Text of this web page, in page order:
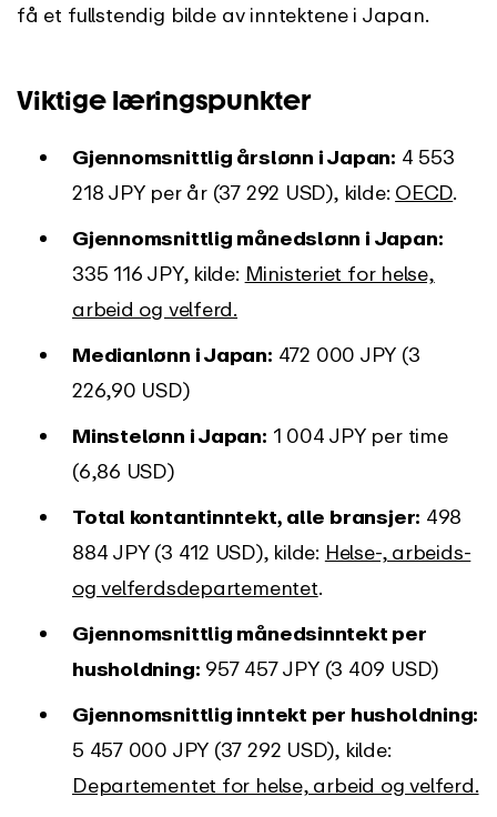
få et fullstendig bilde av inntektene i Japan.
Viktige læringspunkter
Gjennomsnittlig årslønn i Japan: 4 553
218 JPY per år (37 292 USD), kilde: OECD.
Gjennomsnittlig månedslønn i Japan:
335 116 JPY, kilde: Ministeriet for helse,
arbeid og velferd.
Medianlønn i Japan: 472 000 JPY (3
226,90 USD)
Minstelønn i Japan: 1 004 JPY per time
(6,86 USD)
Total kontantinntekt, alle bransjer: 498
884 JPY (3 412 USD), kilde: Helse-, arbeids-
og velferdsdepartementet.
Gjennomsnittlig månedsinntekt per
husholdning: 957 457 JPY (3 409 USD)
Gjennomsnittlig inntekt per husholdning:
5 457 000 JPY (37 292 USD), kilde:
Departementet for helse, arbeid og velferd.